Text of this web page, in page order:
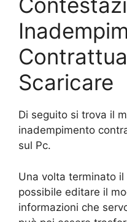
Scaricare
Di seguito si trova il
inadempimento
sul Pc.
Una volta terminato
possibile editare il
informazioni che